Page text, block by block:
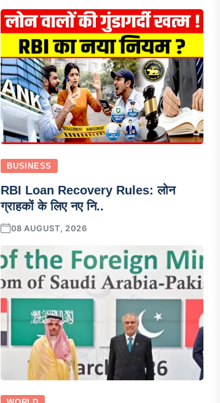
BUSINESS
RBI Loan Recovery Rules: लोन
ग्राहकों के लिए नए नि..
08 AUGUST, 2026